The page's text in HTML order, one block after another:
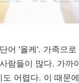
어 '올케'. 가족으
람들이 많다. 가
어렵다. 이 때문